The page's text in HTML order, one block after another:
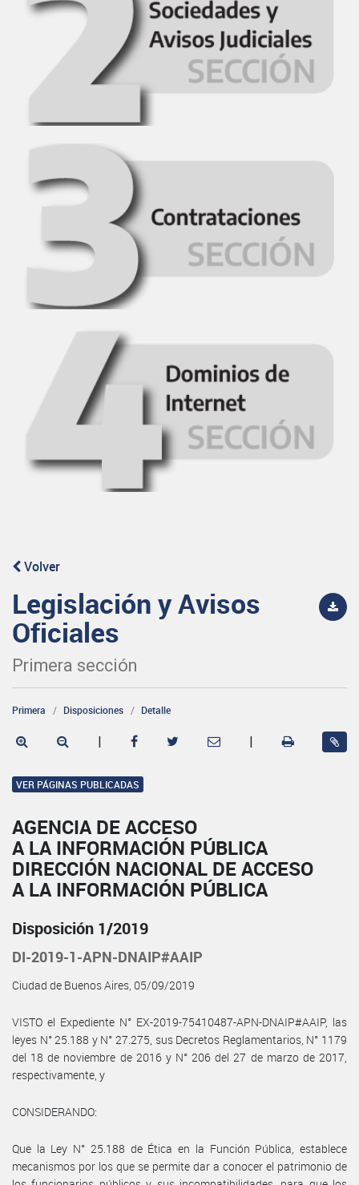
Volver
Legislación y Avisos
Oficiales
Primera sección
Primera Disposiciones Detalle
| |
VER PÁGINAS PUBLICADAS
AGENCIA DE ACCESO
A LA INFORMACIÓN PÚBLICA
DIRECCIÓN NACIONAL DE ACCESO
A LA INFORMACIÓN PÚBLICA
Disposición 1/2019
DI-2019-1-APN-DNAIP#AAIP
Ciudad de Buenos Aires, 05/09/2019
VISTO el Expediente N° EX-2019-75410487-APN-DNAIP#AAIP, las
leyes N° 25.188 y N° 27.275, sus Decretos Reglamentarios, N° 1179
del 18 de noviembre de 2016 y N° 206 del 27 de marzo de 2017,
respectivamente, y
CONSIDERANDO:
Que la Ley N° 25.188 de Ética en la Función Pública, establece
mecanismos por los que se permite dar a conocer el patrimonio de